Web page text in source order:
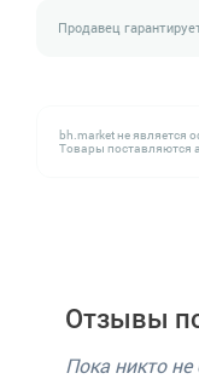
Продавец
bh.market не является
Товары поставляются
Отзывы
Пока никто